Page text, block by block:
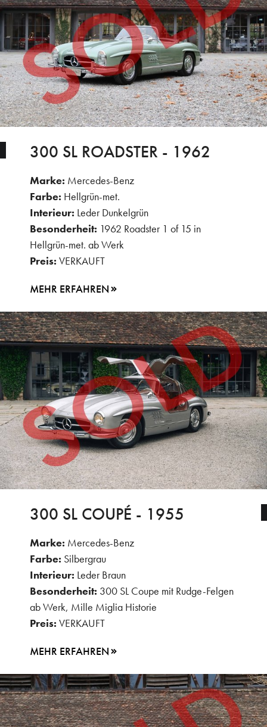
300 SL ROADSTER - 1962
Marke: Mercedes-Benz
Farbe: Hellgrün-met.
Interieur: Leder Dunkelgrün
Besonderheit: 1962 Roadster 1 of 15 in
Hellgrün-met. ab Werk
Preis: VERKAUFT
MEHR ERFAHREN
300 SL COUPÉ - 1955
Marke: Mercedes-Benz
Farbe: Silbergrau
Interieur: Leder Braun
Besonderheit: 300 SL Coupe mit Rudge-Felgen
ab Werk, Mille Miglia Historie
Preis: VERKAUFT
MEHR ERFAHREN